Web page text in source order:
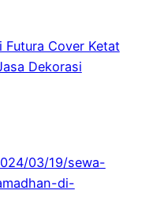
Futura Cover Ketat
Dekorasi
03/19/sewa-
di-